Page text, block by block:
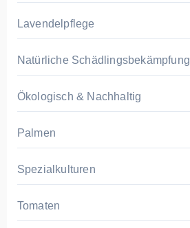
Lavendelpflege
Natürliche Schädlingsbekämpfung
Ökologisch & Nachhaltig
Palmen
Spezialkulturen
Tomaten